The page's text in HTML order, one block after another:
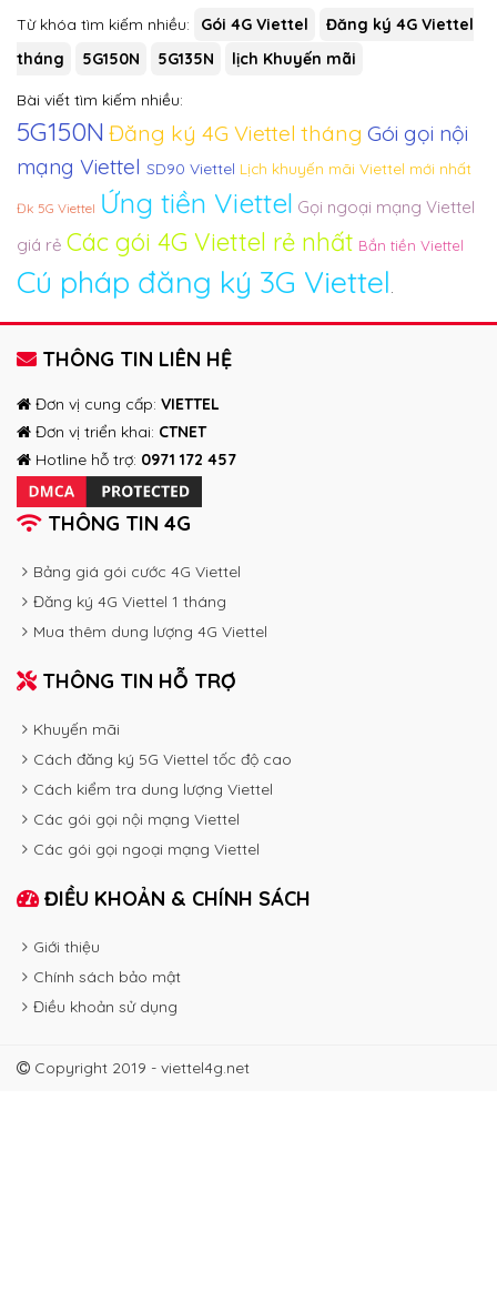
Từ khóa tìm kiếm nhiều: Gói 4G Viettel
Đăng ký 4G Viettel
tháng
5G150N 5G135N lịch Khuyến mãi
Bài viết tìm kiếm nhiều:
5G150N Đăng ký 4G Viettel tháng Gói gọi nội
mạng Viettel SD90 Viettel Lịch khuyến mãi Viettel mới nhất
Đk 5G Viettel Ứng tiền Viettel Gọi ngoại mạng Viettel
giá rẻ Các gói 4G Viettel rẻ nhất Bắn tiền Viettel
Cú pháp đăng ký 3G Viettel.
THÔNG TIN LIÊN HỆ
Đơn vị cung cấp: VIETTEL
Đơn vị triển khai: CTNET
Hotline hỗ trợ: 0971 172 457
THÔNG TIN 4G
Bảng giá gói cước 4G Viettel
Đăng ký 4G Viettel 1 tháng
Mua thêm dung lượng 4G Viettel
THÔNG TIN HỖ TRỢ
Khuyến mãi
Cách đăng ký 5G Viettel tốc độ cao
Cách kiểm tra dung lượng Viettel
Các gói gọi nội mạng Viettel
Các gói gọi ngoại mạng Viettel
ĐIỀU KHOẢN & CHÍNH SÁCH
Giới thiệu
Chính sách bảo mật
Điều khoản sử dụng
Copyright 2019 - viettel4g.net